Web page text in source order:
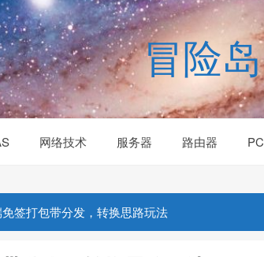
冒险岛
网络技术 服务器 路由器 PC
签打包带分发，转换思路玩法